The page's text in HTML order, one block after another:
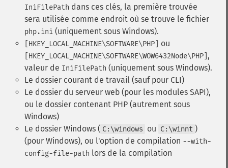
IniFilePath dans ces clés, la première trouvée
sera utilisée comme endroit où se trouve le fichier
php.ini (uniquement sous Windows).
[HKEY_LOCAL_MACHINE\SOFTWARE\PHP] ou
[HKEY_LOCAL_MACHINE\SOFTWARE\WOW6432Node\PHP] ,
valeur de IniFilePath (uniquement sous Windows).
Le dossier courant de travail (sauf pour CLI)
Le dossier du serveur web (pour les modules SAPI),
ou le dossier contenant PHP (autrement sous
Windows)
Le dossier Windows ( C:\windows ou C:\winnt )
(pour Windows), ou l'option de compilation --with-
config-file-path lors de la compilation